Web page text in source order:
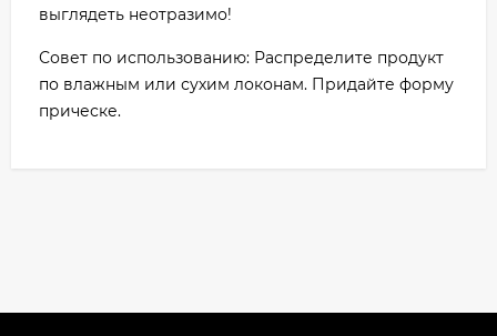
выглядеть неотразимо!
Совет по использованию: Распределите продукт
по влажным или сухим локонам. Придайте форму
прическе.